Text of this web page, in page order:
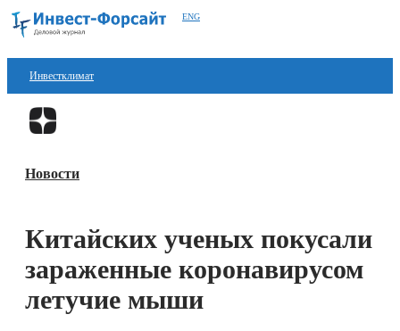
ENG
Инвестклимат
Финансы
Блокчейн
Новости
Китайских ученых покусали
зараженные коронавирусом
летучие мыши